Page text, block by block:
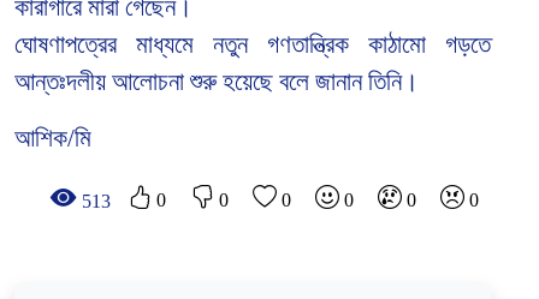
কারাগারে মারা গেছেন।
ঘোষণাপত্রের মাধ্যমে নতুন গণতান্ত্রিক কাঠামো গড়তে
আন্তঃদলীয় আলোচনা শুরু হয়েছে বলে জানান তিনি।
আশিক/মি
513 0 0 0 0 0 0